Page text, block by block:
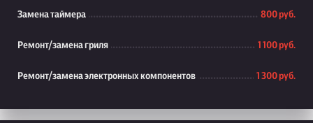
Замена таймера 800 руб.
Ремонт/замена гриля 1 100 руб.
Ремонт/замена электронных компонентов 1 300 руб.